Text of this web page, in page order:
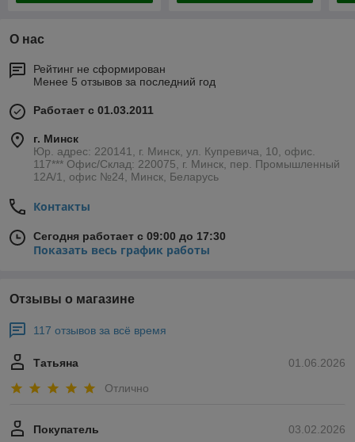
О нас
Рейтинг не сформирован
Менее 5 отзывов за последний год
Работает с 01.03.2011
г. Минск
Юр. адрес: 220141, г. Минск, ул. Купревича, 10, офис.
117*** Офис/Склад: 220075, г. Минск, пер. Промышленный
12А/1, офис №24, Минск, Беларусь
Контакты
Сегодня работает с 09:00 до 17:30
Показать весь график работы
Отзывы о магазине
117 отзывов за всё время
01.06.2026
Татьяна
Отлично
03.02.2026
Покупатель